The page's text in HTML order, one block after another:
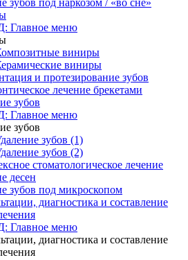
зубов под наркозом / «во сне»
Главное меню
виниры
виниры
и протезирование зубов
лечение брекетами
зубов
Главное меню
зубов
зубов (1)
зубов (2)
стоматологическое лечение
десен
зубов под микроскопом
диагностика и составление
Главное меню
диагностика и составление